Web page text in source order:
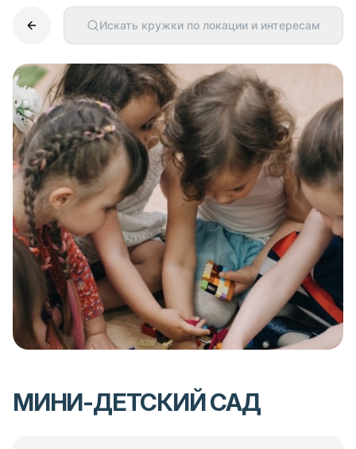
Искать кружки по локации и интересам
МИНИ-ДЕТСКИЙ САД